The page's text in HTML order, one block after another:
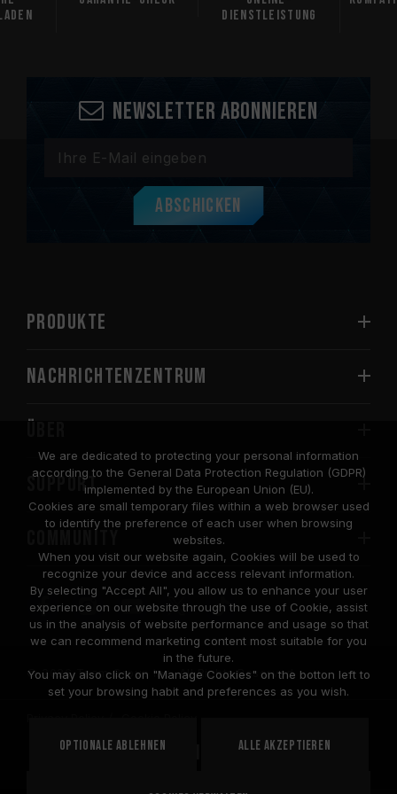
Dienstleistung
Newsletter abonnieren
Abschicken
PRODUKTE
Nachrichtenzentrum
SUPPORT
COMMUNITY
© 2026 Team Group Inc. All Rights Reserved.
STANDORT
United
We are dedicated to protecting your personal information
according to the General Data Protection Regulation (GDPR)
implemented by the European Union (EU).
Cookies are small temporary files within a web browser used
to identify the preference of each user when browsing
websites.
When you visit our website again, Cookies will be used to
recognize your device and access relevant information.
By selecting "Accept All", you allow us to enhance your user
experience on our website through the use of Cookie, assist
us in the analysis of website performance and usage so that
we can recommend marketing content most suitable for you
in the future.
You may also click on "Manage Cookies" on the botton left to
set your browsing habit and preferences as you wish.
Optionale ablehnen Alle akzeptieren